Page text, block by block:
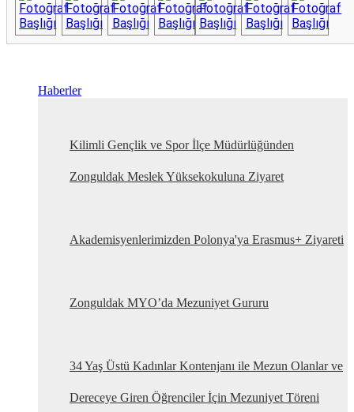
Haberler
Kilimli Gençlik ve Spor İlçe Müdürlüğünden
Zonguldak Meslek Yüksekokuluna Ziyaret
Akademisyenlerimizden Polonya'ya Erasmus+ Ziyareti
Zonguldak MYO’da Mezuniyet Gururu
34 Yaş Üstü Kadınlar Kontenjanı ile Mezun Olanlar ve
Dereceye Giren Öğrenciler İçin Mezuniyet Töreni